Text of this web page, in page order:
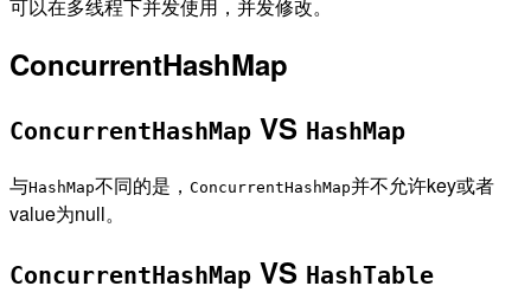
可以在多线程下并发使用，并发修改。
ConcurrentHashMap
ConcurrentHashMap VS HashMap
与HashMap不同的是， ConcurrentHashMap并不允许key或者
value为null。
ConcurrentHashMap VS HashTable